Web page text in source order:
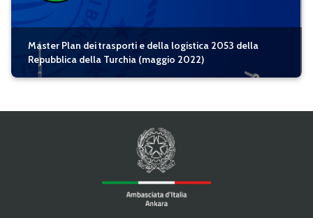
Master Plan dei trasporti e della logistica 2053 della
Repubblica della Turchia (maggio 2022)